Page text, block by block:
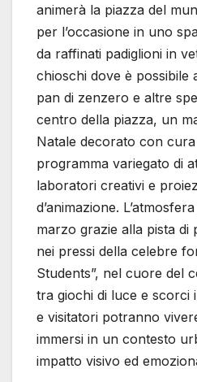
animerà la piazza del
per l’occasione in uno
da raffinati padiglioni in
chioschi dove è possibile
pan di zenzero e altre
centro della piazza, un
Natale decorato con
programma variegato di
laboratori creativi e
d’animazione.
marzo grazie alla pista di
nei pressi della celebre
Students”, nel cuore del
tra giochi di luce e scorci
e visitatori potranno
immersi in un contesto
impatto visivo ed